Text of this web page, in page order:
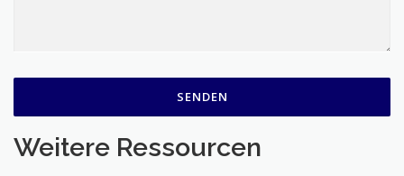
Weitere Ressourcen